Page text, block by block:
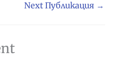
Next Публикация →